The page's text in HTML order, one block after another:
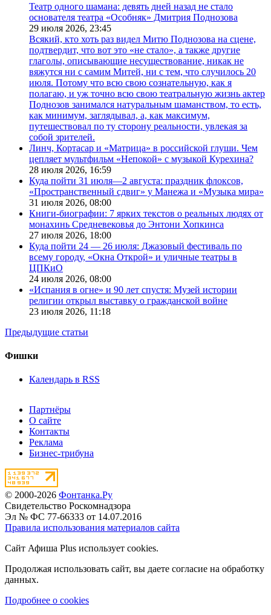
Театр одного шамана: девять дней назад не стало
основателя театра «Особняк» Дмитрия Поднозова
29 июля 2026, 23:45
Всякий, кто хоть раз видел Митю Поднозова на сцене,
подтвердит, что вот это «не стало», а также другие
глаголы, описывающие несуществование, никак не
вяжутся ни с самим Митей, ни с тем, что случилось 20
июля. Потому что всю свою сознательную, как я
полагаю, и уж точно всю свою театральную жизнь актер
Поднозов занимался натуральным шаманством, то есть,
как минимум, заглядывал, а, как максимум,
путешествовал по ту сторону реальности, увлекая за
собой зрителей.
Линч, Кортасар и «Матрица» в российской глуши. Чем
цепляет мультфильм «Непокой» с музыкой Курехина?
28 июля 2026, 16:59
Куда пойти 31 июля—2 августа: праздник флоксов,
«Пространственный сдвиг» у Манежа и «Музыка мира»
31 июля 2026, 08:00
Книги-биографии: 7 ярких текстов о реальных людях от
монахинь Средневековья до Энтони Хопкинса
27 июля 2026, 18:00
Куда пойти 24 — 26 июля: Джазовый фестиваль по
всему городу, «Окна Открой» и уличные театры в
ЦПКиО
24 июля 2026, 08:00
«Испания в огне» и 90 лет спустя: Музей истории
религии открыл выставку о гражданской войне
23 июля 2026, 11:18
Предыдущие статьи
Фишки
Календарь в RSS
Партнёры
О сайте
Контакты
Реклама
Бизнес-трибуна
© 2000-2026 Фонтанка.Ру
Свидетельство Роскомнадзора
Эл № ФС 77-66333 от 14.07.2016
Правила использования материалов сайта
Сайт Афиша Plus использует cookies.
Продолжая использовать сайт, вы даете согласие на обработку
данных.
Подробнее о cookies